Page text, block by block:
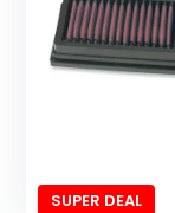
SUPER DEAL